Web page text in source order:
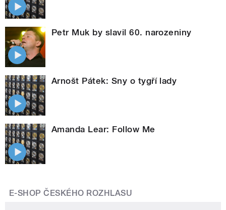
Petr Muk by slavil 60. narozeniny
Arnošt Pátek: Sny o tygří lady
Amanda Lear: Follow Me
E-SHOP ČESKÉHO ROZHLASU